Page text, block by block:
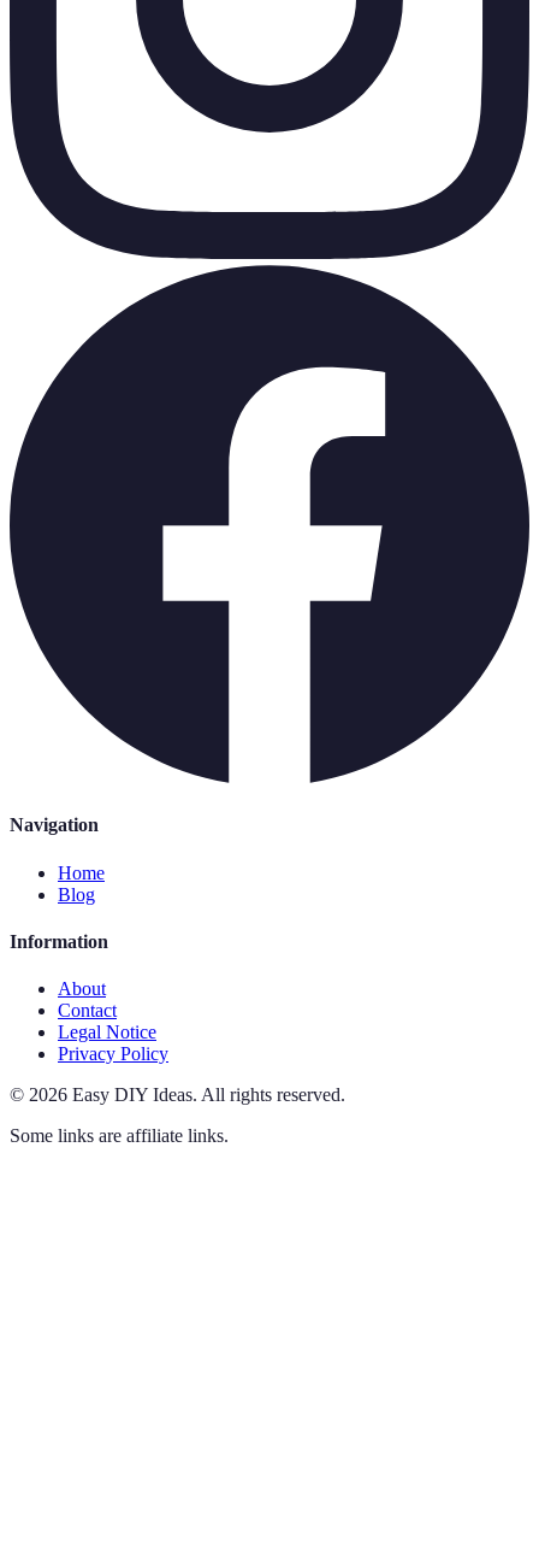
Navigation
Home
Blog
Information
About
Contact
Legal Notice
Privacy Policy
© 2026 Easy DIY Ideas. All rights reserved.
Some links are affiliate links.